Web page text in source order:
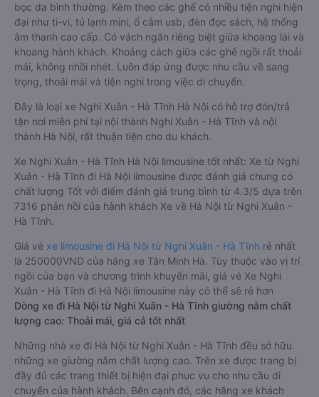
bọc da bình thường. Kèm theo các ghế có nhiều tiện nghi hiện
đại như ti-vi, tủ lạnh mini, ổ cắm usb, đèn đọc sách, hệ thống
âm thanh cao cấp. Có vách ngăn riêng biệt giữa khoang lái và
khoang hành khách. Khoảng cách giữa các ghế ngồi rất thoải
mái, không nhồi nhét. Luôn đáp ứng được nhu cầu về sang
trọng, thoải mái và tiện nghi trong việc di chuyển.
Đây là loại xe Nghi Xuân - Hà Tĩnh Hà Nội có hỗ trợ đón/trả
tận nơi miễn phí tại nội thành Nghi Xuân - Hà Tĩnh và nội
thành Hà Nội, rất thuận tiện cho du khách.
Xe Nghi Xuân - Hà Tĩnh Hà Nội limousine tốt nhất: Xe từ Nghi
Xuân - Hà Tĩnh đi Hà Nội limousine được đánh giá chung có
chất lượng Tốt với điểm đánh giá trung bình từ 4.3/5 dựa trên
7316 phản hồi của hành khách Xe về Hà Nội từ Nghi Xuân -
Hà Tĩnh.
Giá vé xe limousine đi Hà Nội từ Nghi Xuân - Hà Tĩnh rẻ nhất
là 250000VND của hãng xe Tân Minh Hà. Tùy thuộc vào vị trí
ngồi của bạn và chương trình khuyến mãi, giá vé Xe Nghi
Xuân - Hà Tĩnh đi Hà Nội limousine này có thể sẽ rẻ hơn
Dòng xe đi Hà Nội từ Nghi Xuân - Hà Tĩnh giường nằm chất
lượng cao: Thoải mái, giá cả tốt nhất
Những nhà xe đi Hà Nội từ Nghi Xuân - Hà Tĩnh đều sở hữu
những xe giường nằm chất lượng cao. Trên xe được trang bị
đầy đủ các trang thiết bị hiện đại phục vụ cho nhu cầu di
chuyển của hành khách. Bên cạnh đó, các hãng xe khách